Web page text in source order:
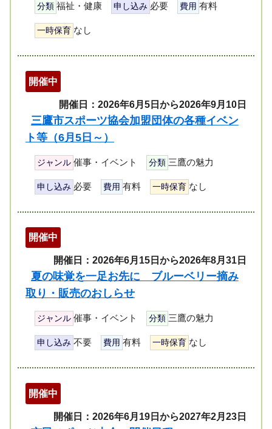
分類 福祉・健康 申し込み 必要 費用 有料
一時保育 なし
開催中
開催日：2026年6月5日から2026年9月10日
三鷹市スポーツ協会加盟団体の各種イベン
ト等（6月5日～）
ジャンル 催事・イベント 分類 三鷹の魅力
申し込み 必要 費用 有料 一時保育 なし
開催中
開催日：2026年6月15日から2026年8月31日
夏の味覚を一足お先に ブルーベリー摘み
取り・販売のおしらせ
ジャンル 催事・イベント 分類 三鷹の魅力
申し込み 不要 費用 有料 一時保育 なし
開催中
開催日：2026年6月19日から2027年2月23日